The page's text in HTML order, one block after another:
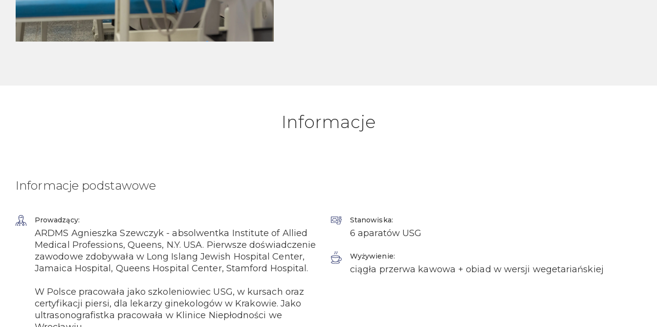
Informacje
Informacje podstawowe
Prowadzący:
ARDMS Agnieszka Szewczyk - absolwentka Institute of Allied
Medical Professions, Queens, N.Y. USA. Pierwsze doświadczenie
zawodowe zdobywała w Long Islang Jewish Hospital Center,
Jamaica Hospital, Queens Hospital Center, Stamford Hospital.
W Polsce pracowała jako szkoleniowiec USG, w kursach oraz
certyfikacji piersi, dla lekarzy ginekologów w Krakowie. Jako
ultrasonografistka pracowała w Klinice Niepłodności we
Stanowiska:
6 aparatów USG
Wyżywienie:
ciągła przerwa kawowa + obiad w wersji wegetariańskiej